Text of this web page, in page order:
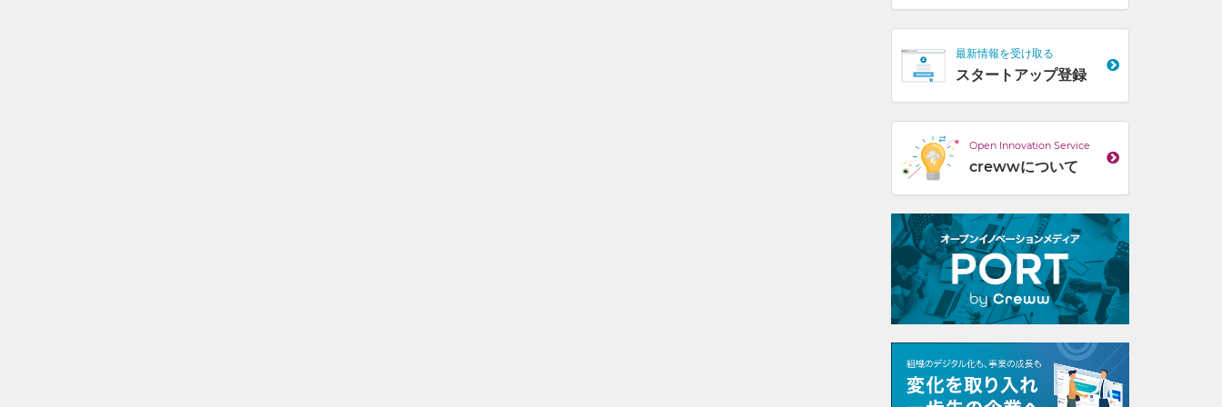
最新情報を受け取る
スタートアップ登録
Open Innovation Service
crewwについて